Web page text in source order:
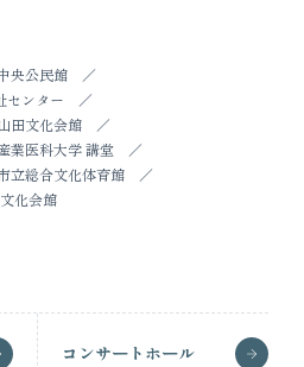
央公民館
センター
田文化会館
業医科大学 講堂
立総合文化体育館
化会館
コンサートホール